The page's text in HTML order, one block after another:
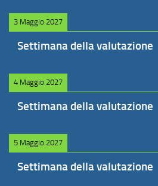
3 Maggio 2027
Settimana della valutazione
4 Maggio 2027
Settimana della valutazione
5 Maggio 2027
Settimana della valutazione